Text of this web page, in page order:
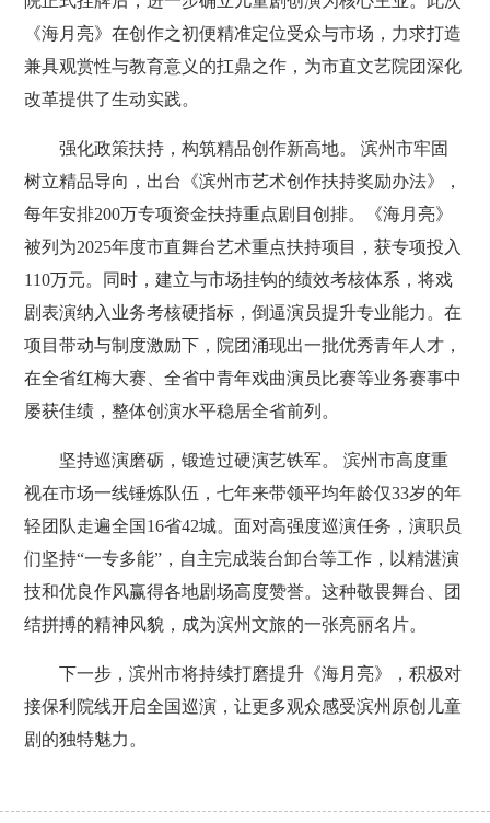
《海月亮》在创作之初便精准定位受众与市场，力求打造
兼具观赏性与教育意义的扛鼎之作，为市直文艺院团深化
改革提供了生动实践。
强化政策扶持，构筑精品创作新高地。 滨州市牢固
树立精品导向，出台《滨州市艺术创作扶持奖励办法》，
每年安排200万专项资金扶持重点剧目创排。《海月亮》
被列为2025年度市直舞台艺术重点扶持项目，获专项投入
110万元。同时，建立与市场挂钩的绩效考核体系，将戏
剧表演纳入业务考核硬指标，倒逼演员提升专业能力。在
项目带动与制度激励下，院团涌现出一批优秀青年人才，
在全省红梅大赛、全省中青年戏曲演员比赛等业务赛事中
屡获佳绩，整体创演水平稳居全省前列。
坚持巡演磨砺，锻造过硬演艺铁军。 滨州市高度重
视在市场一线锤炼队伍，七年来带领平均年龄仅33岁的年
轻团队走遍全国16省42城。面对高强度巡演任务，演职员
们坚持“一专多能”，自主完成装台卸台等工作，以精湛演
技和优良作风赢得各地剧场高度赞誉。这种敬畏舞台、团
结拼搏的精神风貌，成为滨州文旅的一张亮丽名片。
下一步，滨州市将持续打磨提升《海月亮》，积极对
接保利院线开启全国巡演，让更多观众感受滨州原创儿童
剧的独特魅力。